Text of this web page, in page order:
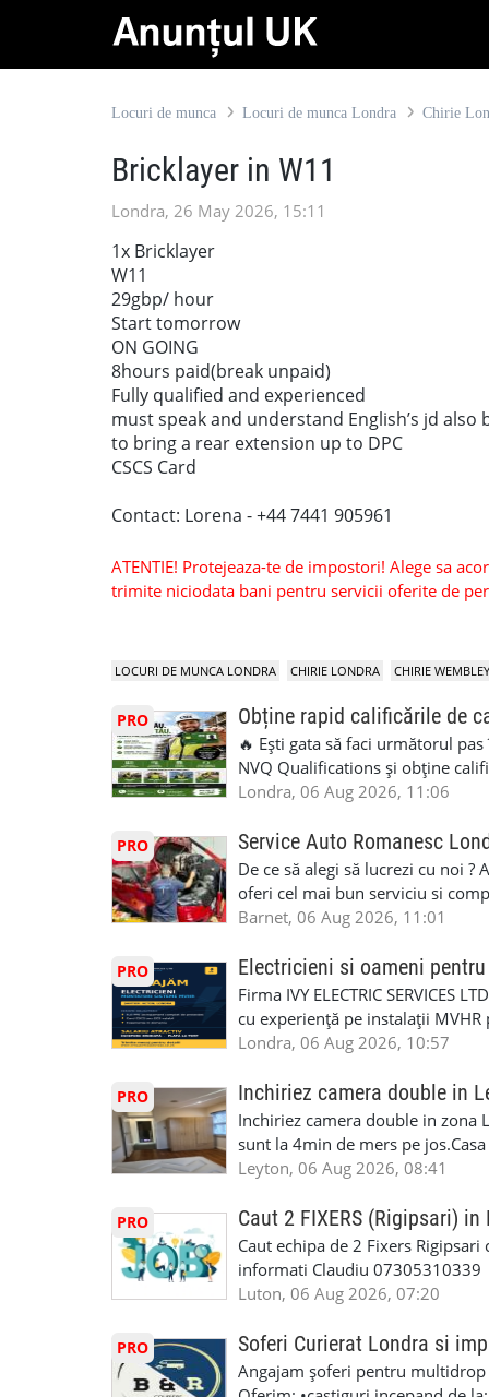
Locuri de munca Locuri de munca Londra Chirie
Bricklayer in W11
Londra, 26 May 2026, 15:11
1x Bricklayer
W11
29gbp/ hour
Start tomorrow
ON GOING
8hours paid(break unpaid)
Fully qualified and experienced
must speak and understand English’s jd also
to bring a rear extension up to DPC
CSCS Card
Contact: Lorena - +44 7441 905961
ATENTIE! Protejeaza-te de impostori! Alege sa
trimite niciodata bani pentru servicii oferite de
LOCURI DE MUNCA LONDRA CHIRIE LONDRA CHIRIE WEMBLEY
PRO Obține rapid calificările de
🔥 Ești gata să faci următorul
NVQ Qualifications și obține
Calificări recunoscute în UK ✅
competențele 👷 Indiferent dacă
oficială, noi te ajutăm să alegi
complicații. 💥 Suport real de la
noi oportunități de muncă și de
6RR 🚀 CSCS Colindale – GQA
te astăzi. Construiește-ți viitorul
Londra, 06 Aug 2026, 11:06
PRO Service Auto Romanesc
De ce să alegi să lucrezi cu noi
oferi cel mai bun serviciu si
alegerea ideală: Personal
Auto. Indiferent de situație,
repara in scurt timp si eficient
garaj auto care ofera orice tip de
Lucram cu Toate Garantiile si
iTP/MOT Masini Mici si Vanuri
Accident Management, Preluam
Masina la Schimb. ✅ Distributii
Geometrie Profesionala Roti
Explicatii. ✅ Suntem foarte buni
Reparam orice tip de masina
Masina de Drum Lung. ✅
Detailing Auto Interior/Exterior.
WhatsApp Text https://wa.link/
6HB
#AtelierAutoLondra
#RomanianGarageRepair
Barnet, 06 Aug 2026, 11:01
PRO Electricieni si oameni
Firma IVY ELECTRIC SERVICES
cu experiență pe instalații
obligatorii: 🔹 Full PPE
lucru constant ✅ Echipă
detalii și programare, trimiteți
Londra, 06 Aug 2026, 10:57
PRO Inchiriez camera double in
Inchiriez camera double in zona
sunt la 4min de mers pe
incluse.Cautam o persoana sau
seriozitate.Multumesc anticipat.
Leyton, 06 Aug 2026, 08:41
PRO Caut 2 FIXERS (Rigipsari) in
Caut echipa de 2 Fixers
informati Claudiu 07305310339
Luton, 06 Aug 2026, 07:20
PRO Soferi Curierat Londra si
Angajam șoferi pentru